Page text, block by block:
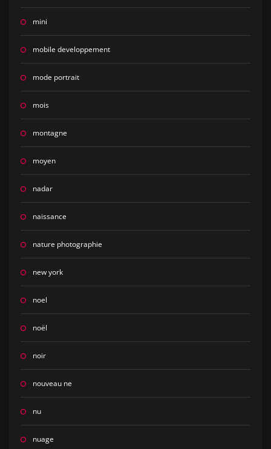
mini
mobile developpement
mode portrait
mois
montagne
moyen
nadar
naissance
nature photographie
new york
noel
noël
noir
nouveau ne
nu
nuage